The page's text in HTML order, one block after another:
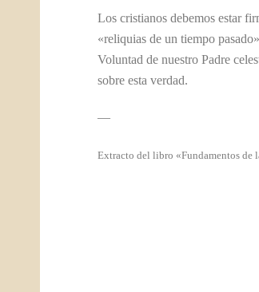
Los cristianos debemos estar
«reliquias de un tiempo
Voluntad de nuestro Padre
sobre esta verdad.
—
Extracto del libro «Fundamentos de